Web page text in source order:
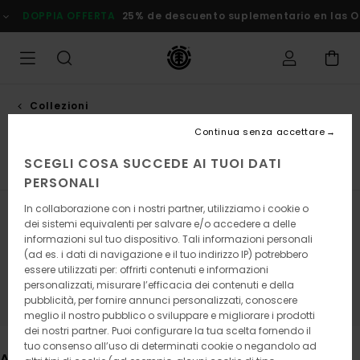
alla
selezione
griglie
25% de descuento suplementario en las Ofertas Risparmia
Collezioni
Element x Timber! Element x Floor Icon
Continua a seguirci, i prodotti che
cerchi presto saranno di nuovo
disponibili
SCEGLI COSA SUCCEDE AI TUOI DATI
PERSONALI
In collaborazione con i nostri partner, utilizziamo i cookie o
dei sistemi equivalenti per salvare e/o accedere a delle
informazioni sul tuo dispositivo. Tali informazioni personali
(ad es. i dati di navigazione e il tuo indirizzo IP) potrebbero
essere utilizzati per: offrirti contenuti e informazioni
personalizzati, misurare l’efficacia dei contenuti e della
pubblicità, per fornire annunci personalizzati, conoscere
meglio il nostro pubblico o sviluppare e migliorare i prodotti
dei nostri partner. Puoi configurare la tua scelta fornendo il
tuo consenso all’uso di determinati cookie o negandolo ad
Continua senza accettare